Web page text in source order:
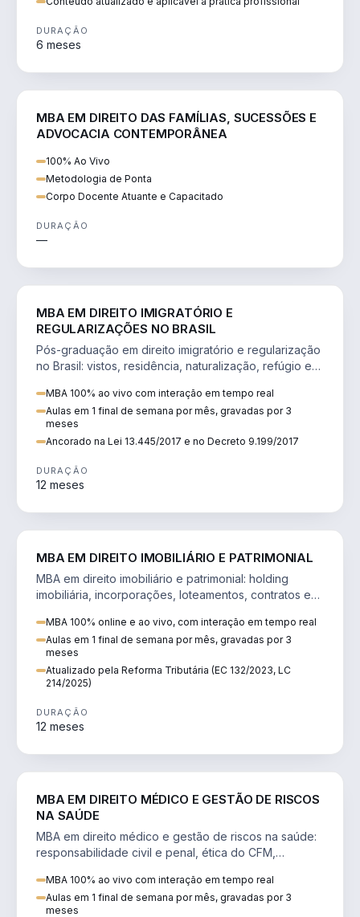
DURAÇÃO
6 meses
MBA EM DIREITO DAS FAMÍLIAS, SUCESSÕES E
ADVOCACIA CONTEMPORÂNEA
100% Ao Vivo
Metodologia de Ponta
Corpo Docente Atuante e Capacitado
DURAÇÃO
—
MBA EM DIREITO IMIGRATÓRIO E
REGULARIZAÇÕES NO BRASIL
Pós-graduação em direito imigratório e regularização
no Brasil: vistos, residência, naturalização, refúgio e
MBA 100% ao vivo com interação em tempo real
Aulas em 1 final de semana por mês, gravadas por 3
meses
Ancorado na Lei 13.445/2017 e no Decreto 9.199/2017
DURAÇÃO
12 meses
MBA EM DIREITO IMOBILIÁRIO E PATRIMONIAL
MBA em direito imobiliário e patrimonial: holding
imobiliária, incorporações, loteamentos, contratos e
MBA 100% online e ao vivo, com interação em tempo real
Aulas em 1 final de semana por mês, gravadas por 3
meses
Atualizado pela Reforma Tributária (EC 132/2023, LC
214/2025)
DURAÇÃO
12 meses
MBA EM DIREITO MÉDICO E GESTÃO DE RISCOS
NA SAÚDE
MBA em direito médico e gestão de riscos na saúde:
responsabilidade civil e penal, ética do CFM,
MBA 100% ao vivo com interação em tempo real
Aulas em 1 final de semana por mês, gravadas por 3
meses